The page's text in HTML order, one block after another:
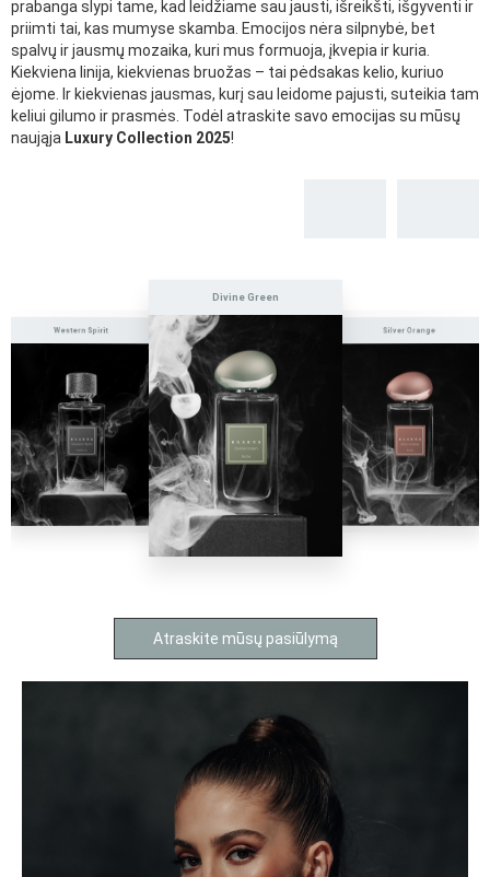
prabanga slypi tame, kad leidžiame sau jausti, išreikšti, išgyventi ir
priimti tai, kas mumyse skamba. Emocijos nėra silpnybė, bet
spalvų ir jausmų mozaika, kuri mus formuoja, įkvepia ir kuria.
Kiekviena linija, kiekvienas bruožas – tai pėdsakas kelio, kuriuo
ėjome. Ir kiekvienas jausmas, kurį sau leidome pajusti, suteikia tam
keliui gilumo ir prasmės. Todėl atraskite savo emocijas su mūsų
naująja Luxury Collection 2025!
Western Spirit
Divine Green
Silver Orange
Atraskite mūsų pasiūlymą